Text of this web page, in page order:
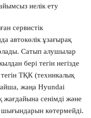
иелік ету
сервистік
автокөлік ұзағырақ
Сатып алушылар
бері тегін негізде
ТҚК (техникалық
жаңа Hyundai
жағдайына сенімді және
шығындарын көтермейді.